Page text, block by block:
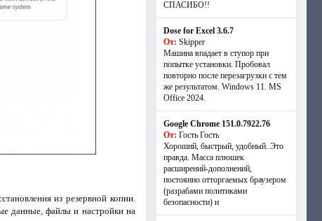
из резервной копии.
данные, файлы и настройки на
СПАСИБО!!
Dose for Excel 3.6.7
От: Skipper
Машина впадает в ступор при
попытке установки. Пробовал
повторно после перезагрузки с тем
же результатом. Windows 11. MS
Offiсe 2024.
Google Chrome 151.0.7922.76
От: Гость Гость
Хороший, быстрый, удобный. Это
правда. Масса плюшек
расширений-дополнений,
постоянно отторгаемых браузером
(разрабами политиками
безопасности) и